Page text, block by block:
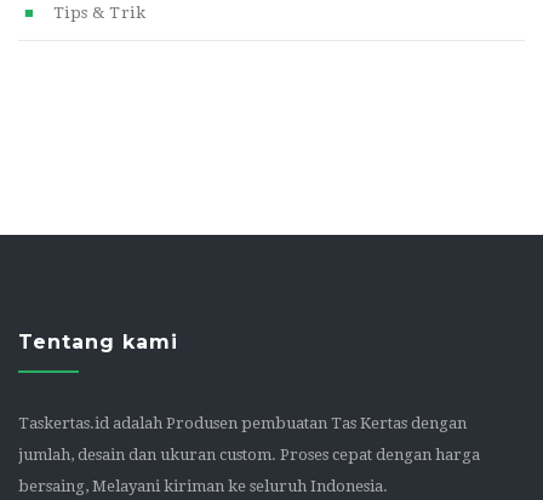
Tips & Trik
Tentang kami
Taskertas.id adalah Produsen pembuatan Tas Kertas dengan
jumlah, desain dan ukuran custom. Proses cepat dengan harga
bersaing, Melayani kiriman ke seluruh Indonesia.